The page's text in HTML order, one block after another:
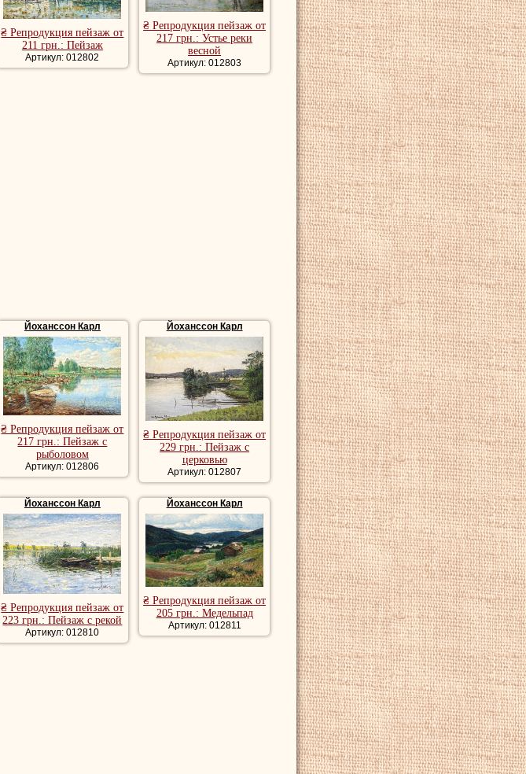
₴ Репродукция пейзаж от
211 грн.: Пейзаж
Артикул: 012802
₴ Репродукция пейзаж от
217 грн.: Устье реки
весной
Артикул: 012803
Йоханссон Карл
₴ Репродукция пейзаж от
217 грн.: Пейзаж с
рыболовом
Артикул: 012806
Йоханссон Карл
₴ Репродукция пейзаж от
229 грн.: Пейзаж с
церковью
Артикул: 012807
Йоханссон Карл
₴ Репродукция пейзаж от
223 грн.: Пейзаж с рекой
Артикул: 012810
Йоханссон Карл
₴ Репродукция пейзаж от
205 грн.: Медельпад
Артикул: 012811